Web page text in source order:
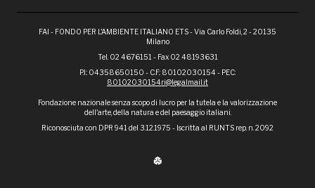
FAI - FONDO PER L'AMBIENTE ITALIANO ETS - Via Carlo Foldi, 2 - 20135
Milano
Tel. 02 4676151 - Fax 02 48193631
P.I.: 04358650150 - C.F.: 80102030154 - PEC:
80102030154ri@legalmail.it
Fondazione nazionale senza scopo di lucro per la tutela e la valorizzazione
dell'arte, della natura e del paesaggio italiani.
Riconosciuta con DPR 941 del 3.12.1975 - Iscritta al RUNTS rep. n. 2092